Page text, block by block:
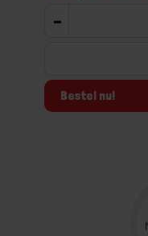
-
Bestel nu!